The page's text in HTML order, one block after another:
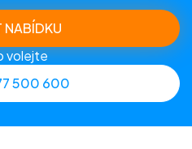
NABÍDKU
volejte
500 600